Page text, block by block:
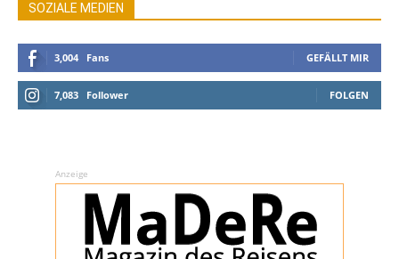
SOZIALE MEDIEN
3,004 Fans GEFÄLLT MIR
7,083 Follower FOLGEN
Anzeige